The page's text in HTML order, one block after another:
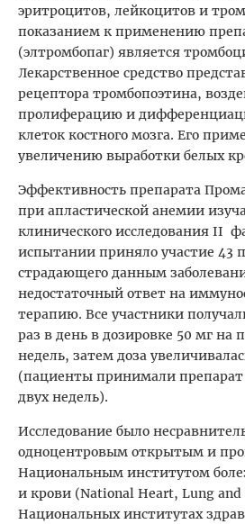
эритроцитов, лейкоцитов и
показанием к применению
(элтромбопаг) является
Лекарственное средство
рецептора тромбопоэтина,
пролиферацию и
клеток костного мозга. Его
увеличению выработки белых
Эффективность препарата
при апластической анемии
клинического исследования II
испытании приняло участие 43
страдающего данным
недостаточный ответ на
терапию. Все участники
раз в день в дозировке 50 мг на
недель, затем доза
(пациенты принимали препарат
двух недель).
Исследование было
одноцентровым открытым и
Национальным институтом
и крови (National Heart, Lung
Национальных институтах